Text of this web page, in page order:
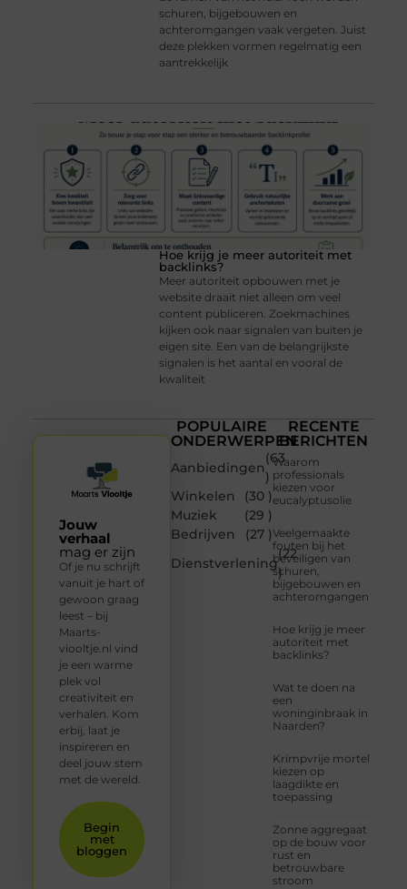
schuren, bijgebouwen en
achteromgangen vaak vergeten. Juist
deze plekken vormen regelmatig een
aantrekkelijk
Hoe krijg je meer autoriteit met
backlinks?
Meer autoriteit opbouwen met je
website draait niet alleen om veel
content publiceren. Zoekmachines
kijken ook naar signalen van buiten je
eigen site. Een van de belangrijkste
signalen is het aantal en vooral de
kwaliteit
POPULAIRE
ONDERWERPEN
Aanbiedingen
(63
)
Winkelen
(30 )
Muziek
(29 )
Bedrijven
(27 )
Dienstverlening
(22
)
RECENTE
BERICHTEN
Waarom
professionals
kiezen voor
eucalyptusolie
Veelgemaakte
fouten bij het
beveiligen van
schuren,
bijgebouwen en
achteromgangen
Hoe krijg je meer
autoriteit met
backlinks?
Wat te doen na
een
woninginbraak in
Naarden?
Krimpvrije mortel
kiezen op
laagdikte en
toepassing
Zonne aggregaat
op de bouw voor
rust en
betrouwbare
stroom
Jouw
verhaal
mag er zijn
Of je nu schrijft
vanuit je hart of
gewoon graag
leest – bij
Maarts-
viooltje.nl vind
je een warme
plek vol
creativiteit en
verhalen. Kom
erbij, laat je
inspireren en
deel jouw stem
met de wereld.
Begin
met
bloggen